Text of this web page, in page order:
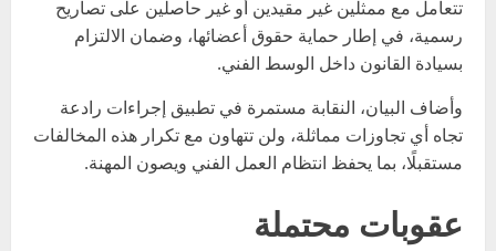
تتعامل مع ممثلين غير مقيدين أو غير حاصلين على تصاريح
رسمية، في إطار حماية حقوق أعضائها، وضمان الالتزام
بسيادة القانون داخل الوسط الفني.
وأضاف البيان، النقابة مستمرة في تطبيق إجراءات رادعة
تجاه أي تجاوزات مماثلة، ولن تتهاون مع تكرار هذه المخالفات
مستقبلًا، بما يحفظ انتظام العمل الفني ويصون المهنة.
عقوبات محتملة